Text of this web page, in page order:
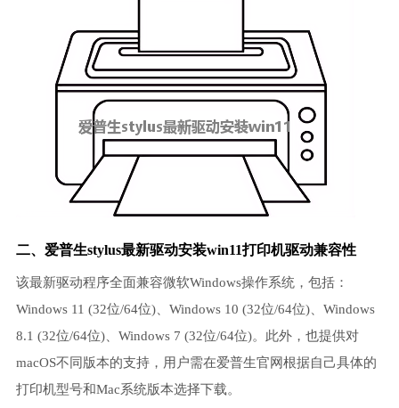
二、爱普生stylus最新驱动安装win11打印机驱动兼容性
该最新驱动程序全面兼容微软Windows操作系统，包括：
Windows 11 (32位/64位)、Windows 10 (32位/64位)、Windows
8.1 (32位/64位)、Windows 7 (32位/64位)。此外，也提供对
macOS不同版本的支持，用户需在爱普生官网根据自己具体的
打印机型号和Mac系统版本选择下载。